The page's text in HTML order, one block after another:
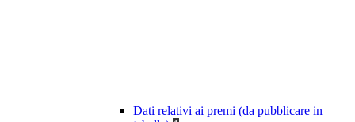
Dati relativi ai premi (da pubblicare in